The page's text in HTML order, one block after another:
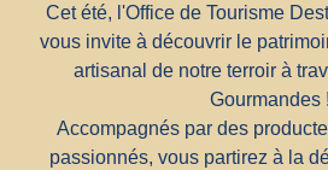
Cet été, l'Office de Tourisme
vous invite à découvrir le
artisanal de notre terroir à
Gourmandes !
Accompagnés par des
passionnés, vous partirez à la